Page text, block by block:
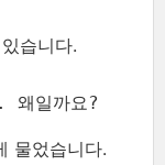
습니다.
왜일까요?
물었습니다.